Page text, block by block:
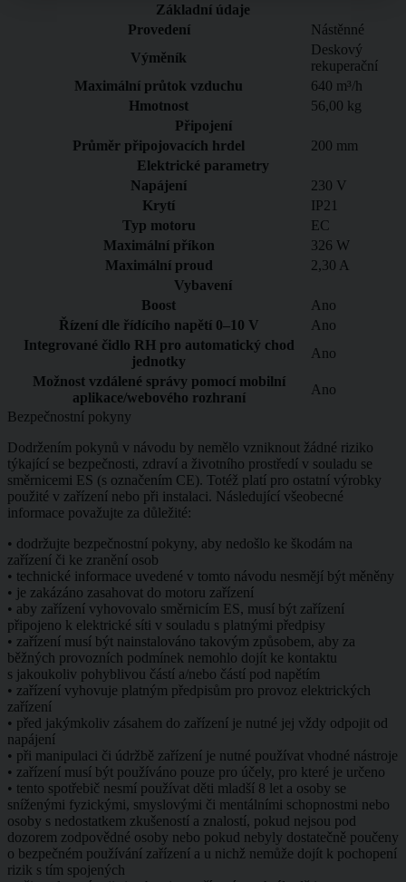
Základní údaje
Provedení
Nástěnné
Výměník
Deskový
rekuperační
Maximální průtok vzduchu
640 m³/h
Hmotnost
56,00 kg
Připojení
Průměr připojovacích hrdel
200 mm
Elektrické parametry
Napájení
230 V
Krytí
IP21
Typ motoru
EC
Maximální příkon
326 W
Maximální proud
2,30 A
Vybavení
Boost
Ano
Řízení dle řídícího napětí 0–10 V
Ano
Integrované čidlo RH pro automatický chod
jednotky
Ano
Možnost vzdálené správy pomocí mobilní
aplikace/webového rozhraní
Ano
Bezpečnostní pokyny
Dodržením pokynů v návodu by nemělo vzniknout žádné riziko
týkající se bezpečnosti, zdraví a životního prostředí v souladu se
směrnicemi ES (s označením CE). Totéž platí pro ostatní výrobky
použité v zařízení nebo při instalaci. Následující všeobecné
informace považujte za důležité:
• dodržujte bezpečnostní pokyny, aby nedošlo ke škodám na
zařízení či ke zranění osob
• technické informace uvedené v tomto návodu nesmějí být měněny
• je zakázáno zasahovat do motoru zařízení
• aby zařízení vyhovovalo směrnicím ES, musí být zařízení
připojeno k elektrické síti v souladu s platnými předpisy
• zařízení musí být nainstalováno takovým způsobem, aby za
běžných provozních podmínek nemohlo dojít ke kontaktu
s jakoukoliv pohyblivou částí a/nebo částí pod napětím
• zařízení vyhovuje platným předpisům pro provoz elektrických
zařízení
• před jakýmkoliv zásahem do zařízení je nutné jej vždy odpojit od
napájení
• při manipulaci či údržbě zařízení je nutné používat vhodné nástroje
• zařízení musí být používáno pouze pro účely, pro které je určeno
• tento spotřebič nesmí používat děti mladší 8 let a osoby se
sníženými fyzickými, smyslovými či mentálními schopnostmi nebo
osoby s nedostatkem zkušeností a znalostí, pokud nejsou pod
dozorem zodpovědné osoby nebo pokud nebyly dostatečně poučeny
o bezpečném používání zařízení a u nichž nemůže dojít k pochopení
rizik s tím spojených